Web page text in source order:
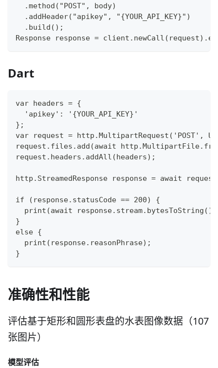
  .method("POST", body)
  .addHeader("apikey", "{YOUR_API_KEY}")
  .build();
Response response =
Dart
var headers = {
  'apikey': '{YOUR_API_KEY}'
};
var request =
request.files.add(await
request.headers.addAll(headers);
http.StreamedResponse response = await
if (response.statusCode == 200) {
print(await
}
else {
  print(response.reasonPhrase);
}
准确性和性能
评估基于矩形和圆形表盘的水表图像数据（107
张图片）
模型评估